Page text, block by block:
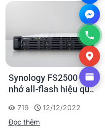
Synology FS2500 - Bộ
nhớ all-flash hiệu quả
doanh nghiệp vừa và
nhỏ
719
12/12/2022
Đọc thêm